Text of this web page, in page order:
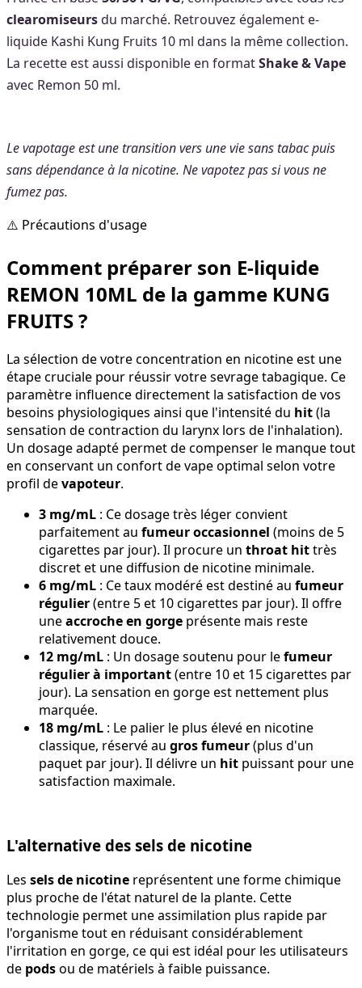
clearomiseursdu marché. Retrouvez également e-
liquide Kashi Kung Fruits 10 ml dans la même collection.
La recette est aussi disponible en formatShake & Vape
avec Remon 50 ml.
Le vapotage est une transition vers une vie sans tabac puis
sans dépendance à la nicotine. Ne vapotez pas si vous ne
fumez pas.
⚠️ Précautions d'usage
Comment préparer son E-liquide
REMON 10ML de la gamme KUNG
FRUITS ?
La sélection de votre concentration en nicotine est une
étape cruciale pour réussir votre sevrage tabagique. Ce
paramètre influence directement la satisfaction de vos
besoins physiologiques ainsi que l'intensité du hit(la
sensation de contraction du larynx lors de l'inhalation).
Un dosage adapté permet de compenser le manque tout
en conservant un confort de vape optimal selon votre
profil devapoteur.
3 mg/mL : Ce dosage très léger convient
parfaitement au fumeur occasionnel (moins de 5
cigarettes par jour). Il procure un throat hittrès
discret et une diffusion de nicotine minimale.
6 mg/mL : Ce taux modéré est destiné au fumeur
régulier(entre 5 et 10 cigarettes par jour). Il offre
uneaccroche en gorge présente mais reste
relativement douce.
12 mg/mL : Un dosage soutenu pour lefumeur
régulier à important(entre 10 et 15 cigarettes par
jour). La sensation en gorge est nettement plus
marquée.
18 mg/mL : Le palier le plus élevé en nicotine
classique, réservé au gros fumeur(plus d'un
paquet par jour). Il délivre un hit puissant pour une
satisfaction maximale.
L'alternative des sels de nicotine
Les sels de nicotine représentent une forme chimique
plus proche de l'état naturel de la plante. Cette
technologie permet une assimilation plus rapide par
l'organisme tout en réduisant considérablement
l'irritation en gorge, ce qui est idéal pour les utilisateurs
de podsou de matériels à faible puissance.